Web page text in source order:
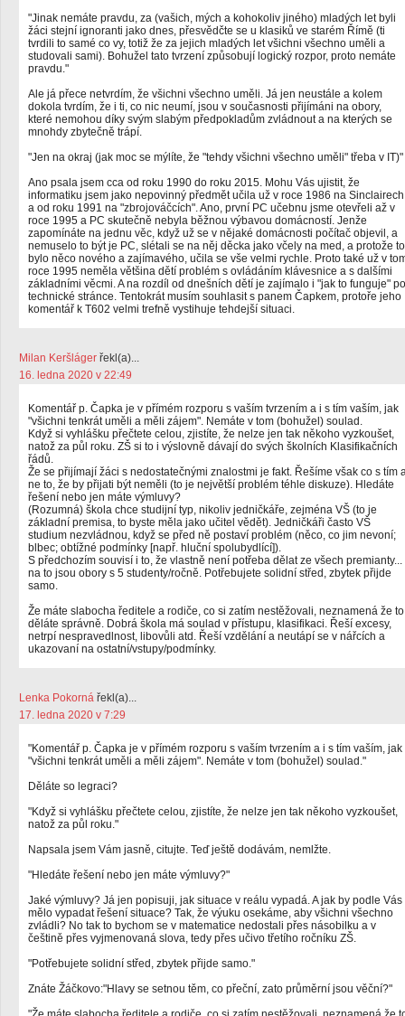
"Jinak nemáte pravdu, za (vašich, mých a kohokoliv jiného) mladých let byli
žáci stejní ignoranti jako dnes, přesvědčte se u klasiků ve starém Římě (ti
tvrdili to samé co vy, totiž že za jejich mladých let všichni všechno uměli a
studovali sami). Bohužel tato tvrzení způsobují logický rozpor, proto nemáte
pravdu."
Ale já přece netvrdím, že všichni všechno uměli. Já jen neustále a kolem
dokola tvrdím, že i ti, co nic neumí, jsou v současnosti přijímáni na obory,
které nemohou díky svým slabým předpokladům zvládnout a na kterých se
mnohdy zbytečně trápí.
"Jen na okraj (jak moc se mýlíte, že "tehdy všichni všechno uměli" třeba v IT)"
Ano psala jsem cca od roku 1990 do roku 2015. Mohu Vás ujistit, že
informatiku jsem jako nepovinný předmět učila už v roce 1986 na Sinclairech
a od roku 1991 na "zbrojováčcích". Ano, první PC učebnu jsme otevřeli až v
roce 1995 a PC skutečně nebyla běžnou výbavou domácností. Jenže
zapomínáte na jednu věc, když už se v nějaké domácnosti počítač objevil, a
nemuselo to být je PC, slétali se na něj děcka jako včely na med, a protože to
bylo něco nového a zajímavého, učila se vše velmi rychle. Proto také už v
roce 1995 neměla většina dětí problém s ovládáním klávesnice a s dalšími
základními věcmi. A na rozdíl od dnešních dětí je zajímalo i "jak to funguje" po
technické stránce. Tentokrát musím souhlasit s panem Čapkem, protoře jeho
komentář k T602 velmi trefně vystihuje tehdejší situaci.
Milan Keršláger řekl(a)...
16. ledna 2020 v 22:49
Komentář p. Čapka je v přímém rozporu s vaším tvrzením a i s tím vaším, jak
"všichni tenkrát uměli a měli zájem". Nemáte v tom (bohužel) soulad.
Když si vyhlášku přečtete celou, zjistíte, že nelze jen tak někoho vyzkoušet,
natož za půl roku. ZŠ si to i výslovně dávají do svých školních Klasifikačních
řádů.
Že se přijímají žáci s nedostatečnými znalostmi je fakt. Řešíme však co s tím
ne to, že by přijati být neměli (to je největší problém téhle diskuze). Hledáte
řešení nebo jen máte výmluvy?
(Rozumná) škola chce studijní typ, nikoliv jedničkáře, zejména VŠ (to je
základní premisa, to byste měla jako učitel vědět). Jedničkáři často VŠ
studium nezvládnou, když se před ně postaví problém (něco, co jim nevoní;
blbec; obtížné podmínky [např. hluční spolubydlící]).
S předchozím souvisí i to, že vlastně není potřeba dělat ze všech premianty...
na to jsou obory s 5 studenty/ročně. Potřebujete solidní střed, zbytek přijde
samo.
Že máte slabocha ředitele a rodiče, co si zatím nestěžovali, neznamená že to
děláte správně. Dobrá škola má soulad v přístupu, klasifikaci. Řeší excesy,
netrpí nespravedlnost, libovůli atd. Řeší vzdělání a neutápí se v nářcích a
ukazovaní na ostatní/vstupy/podmínky.
Lenka Pokorná řekl(a)...
17. ledna 2020 v 7:29
"Komentář p. Čapka je v přímém rozporu s vaším tvrzením a i s tím vaším, jak
"všichni tenkrát uměli a měli zájem". Nemáte v tom (bohužel) soulad."
Děláte so legraci?
"Když si vyhlášku přečtete celou, zjistíte, že nelze jen tak někoho vyzkoušet,
natož za půl roku."
Napsala jsem Vám jasně, citujte. Teď ještě dodávám, nemlžte.
"Hledáte řešení nebo jen máte výmluvy?"
Jaké výmluvy? Já jen popisuji, jak situace v reálu vypadá. A jak by podle Vás
mělo vypadat řešení situace? Tak, že výuku osekáme, aby všichni všechno
zvládli? No tak to bychom se v matematice nedostali přes násobilku a v
češtině přes vyjmenovaná slova, tedy přes učivo třetího ročníku ZŠ.
"Potřebujete solidní střed, zbytek přijde samo."
Znáte Žáčkovo:"Hlavy se setnou těm, co přeční, zato průměrní jsou věční?"